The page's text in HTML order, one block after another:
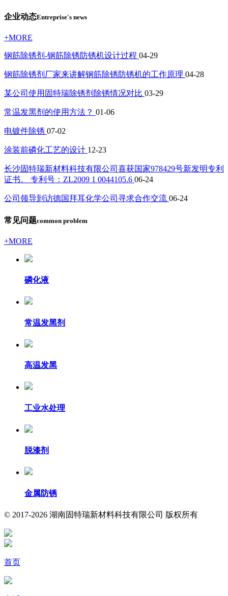
企业动态Entreprise's news
+MORE
钢筋除锈剂-钢筋除锈防锈机设计过程 04-29
钢筋除锈剂厂家来讲解钢筋除锈防锈机的工作原理 04-28
某公司使用固特瑞除锈剂除锈情况对比 03-29
常温发黑剂的使用方法？ 01-06
电镀件除锈 07-02
涂装前磷化工艺的设计 12-23
长沙固特瑞新材料科技有限公司喜获国家978429号新发明专利
证书。 专利号：ZL2009 1 0044105.6 06-24
公司领导到访德国拜耳化学公司寻求合作交流 06-24
常见问题common problem
+MORE
磷化液
常温发黑剂
高温发黑
工业水处理
脱漆剂
金属防锈
© 2017-2026 湖南固特瑞新材料科技有限公司 版权所有
首页